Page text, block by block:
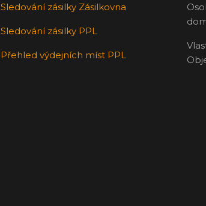
Sledování zásilky Zásilkovna
Sledování zásilky PPL
Přehled výdejních míst PPL